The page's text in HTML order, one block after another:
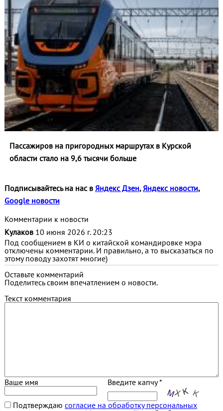
Пассажиров на пригородных маршрутах в Курской
области стало на 9,6 тысячи больше
Подписывайтесь на нас в Яндекс Дзен, Яндекс новости,
Google новости
Комментарии к новости
Кулаков 10 июня 2026 г. 20:23
Под сообщением в КИ о китайской командировке мэра
отключены комментарии. И правильно, а то высказаться по
этому поводу захотят многие)
Оставьте комментарий
Поделитесь своим впечатлением о новости.
Текст комментария
Ваше имя Введите капчу *
Подтверждаю согласие на обработку персональных